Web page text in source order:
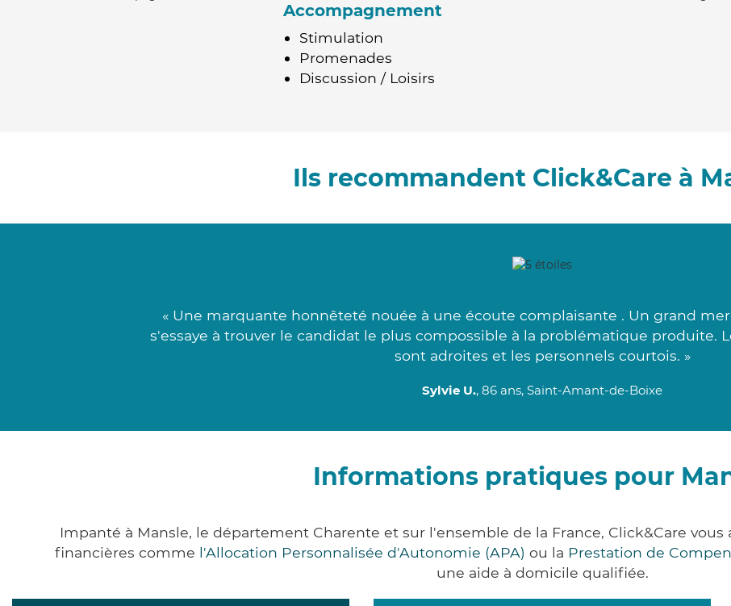
Accompagnement
Stimulation
Promenades
Discussion / Loisirs
Ils recommandent Click&Care à
« Une marquante honnêteté nouée à une écoute complaisante . Un grand
s'essaye à trouver le candidat le plus compossible à la problématique produite.
sont adroites et les personnels courtois. »
Sylvie U., 86 ans, Saint-Amant-de-Boixe
Informations pratiques pour
Impanté à Mansle, le département Charente et sur l'ensemble de la France, Click&Care
financières comme l'Allocation Personnalisée d'Autonomie (APA) ou la Prestation de
une aide à domicile qualifiée.